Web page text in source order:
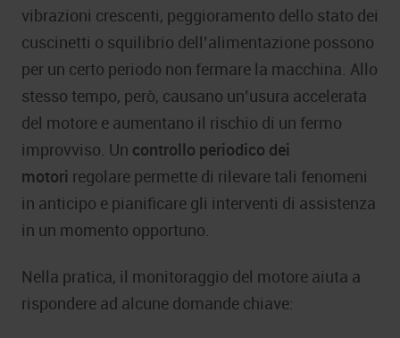
vibrazioni crescenti, peggioramento dello stato dei
cuscinetti o squilibrio dell’alimentazione possono
per un certo periodo non fermare la macchina. Allo
stesso tempo, però, causano un’usura accelerata
del motore e aumentano il rischio di un fermo
improvviso. Un controllo periodico dei
motori regolare permette di rilevare tali fenomeni
in anticipo e pianificare gli interventi di assistenza
in un momento opportuno.
Nella pratica, il monitoraggio del motore aiuta a
rispondere ad alcune domande chiave: